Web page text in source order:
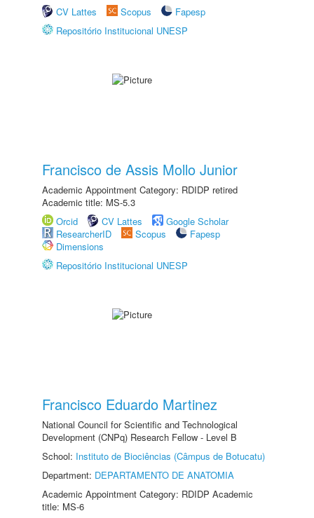
CV Lattes
Scopus
Fapesp
Repositório Institucional UNESP
Francisco de Assis Mollo Junior
Academic Appointment Category: RDIDP retired
Academic title: MS-5.3
Orcid
CV Lattes
Google Scholar
ResearcherID
Scopus
Fapesp
Dimensions
Repositório Institucional UNESP
Francisco Eduardo Martinez
National Council for Scientific and Technological
Development (CNPq) Research Fellow - Level B
School: Instituto de Biociências (Câmpus de Botucatu)
Department: DEPARTAMENTO DE ANATOMIA
Academic Appointment Category: RDIDP Academic
title: MS-6